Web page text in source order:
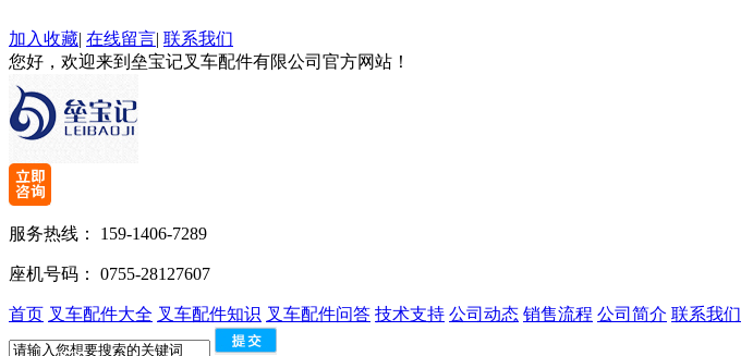
加入收藏| 在线留言| 联系我们
您好，欢迎来到垒宝记叉车配件有限公司官方网站！
服务热线： 159-1406-7289
座机号码： 0755-28127607
首页 叉车配件大全 叉车配件知识 叉车配件问答 技术支持 公司动态 销售流程 公司简介 联系我们